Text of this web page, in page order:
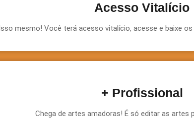
Acesso Vitalício
Isso mesmo! Você terá acesso vitalício, acesse e baixe
+ Profissional
Chega de artes amadoras! É só editar as artes